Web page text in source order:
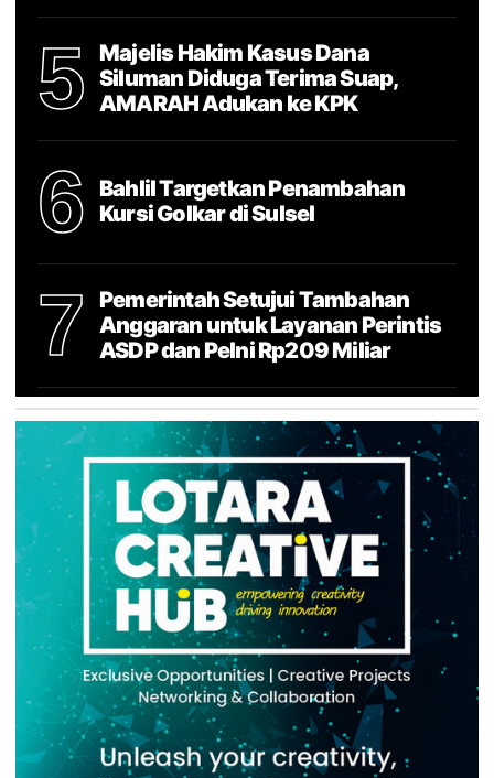
5
Majelis Hakim Kasus Dana
Siluman Diduga Terima Suap,
AMARAH Adukan ke KPK
6
Bahlil Targetkan Penambahan
Kursi Golkar di Sulsel
7
Pemerintah Setujui Tambahan
Anggaran untuk Layanan Perintis
ASDP dan Pelni Rp209 Miliar